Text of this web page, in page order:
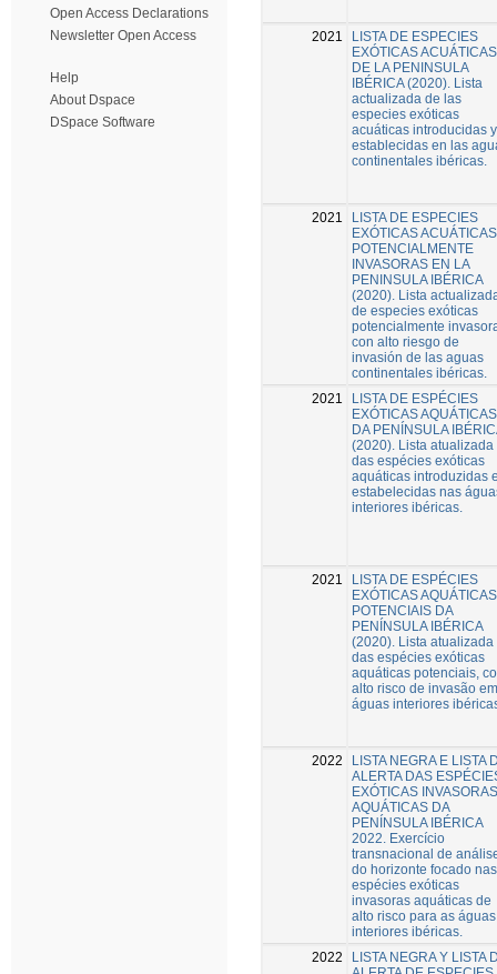
Open Access Declarations
Newsletter Open Access
Help
About Dspace
DSpace Software
2021
LISTA DE ESPECIES
EXÓTICAS ACUÁTICAS
DE LA PENINSULA
IBÉRICA (2020). Lista
actualizada de las
especies exóticas
acuáticas introducidas y
establecidas en las
continentales ibéricas.
2021
LISTA DE ESPECIES
EXÓTICAS ACUÁTICAS
POTENCIALMENTE
INVASORAS EN LA
PENINSULA IBÉRICA
(2020). Lista
de especies exóticas
potencialmente
con alto riesgo de
invasión de las aguas
continentales ibéricas.
2021
LISTA DE ESPÉCIES
EXÓTICAS AQUÁTICAS
DA PENÍNSULA
(2020). Lista atualizada
das espécies exóticas
aquáticas introduzidas
estabelecidas nas
interiores ibéricas.
2021
LISTA DE ESPÉCIES
EXÓTICAS AQUÁTICAS
POTENCIAIS DA
PENÍNSULA IBÉRICA
(2020). Lista atualizada
das espécies exóticas
aquáticas potenciais,
alto risco de invasão em
águas interiores
2022
LISTA NEGRA E LISTA
ALERTA DAS
EXÓTICAS INVASORAS
AQUÁTICAS DA
PENÍNSULA IBÉRICA
2022. Exercício
transnacional de
do horizonte focado nas
espécies exóticas
invasoras aquáticas de
alto risco para as águas
interiores ibéricas.
2022
LISTA NEGRA Y LISTA